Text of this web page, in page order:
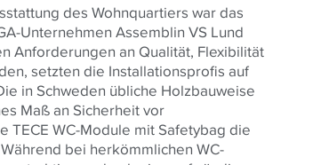
des Wohnquartiers war das
Unternehmen Assemblin VS Lund
Anforderungen an Qualität, Flexibilität
setzten die Installationsprofis auf
in Schweden übliche Holzbauweise
Maß an Sicherheit vor
TECE WC-Module mit Safetybag die
bei herkömmlichen WC-